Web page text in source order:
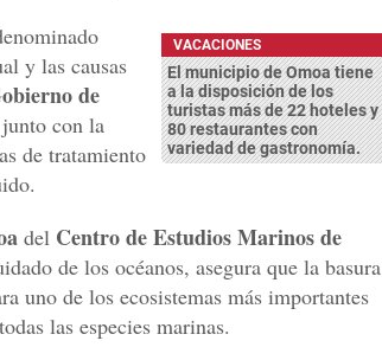
VACACIONES
El municipio de Omoa tiene
a la disposición de los
turistas más de 22 hoteles y
80 restaurantes con
variedad de gastronomía.
y las causas
de
con la
de tratamiento
del Centro de Estudios Marinos de
de los océanos, asegura que la basura
uno de los ecosistemas más importantes
las especies marinas.